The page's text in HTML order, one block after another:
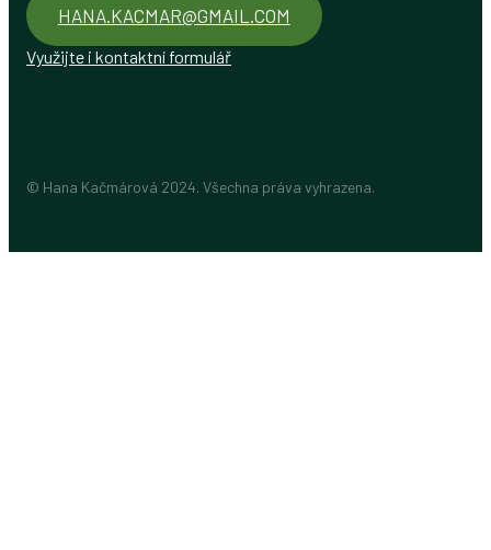
HANA.KACMAR@GMAIL.COM
Využijte i kontaktní formulář
© Hana Kačmárová 2024. Všechna práva vyhrazena.